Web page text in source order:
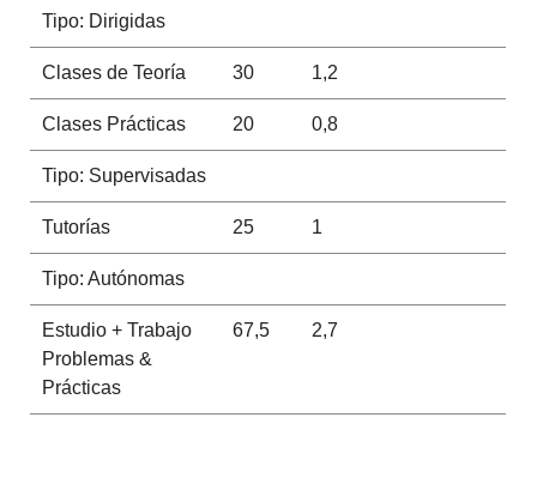
Tipo: Dirigidas
Clases de Teoría 30 1,2
Clases Prácticas 20 0,8
Tipo: Supervisadas
Tutorías 25 1
Tipo: Autónomas
Estudio + Trabajo
Problemas &
Prácticas
67,5 2,7